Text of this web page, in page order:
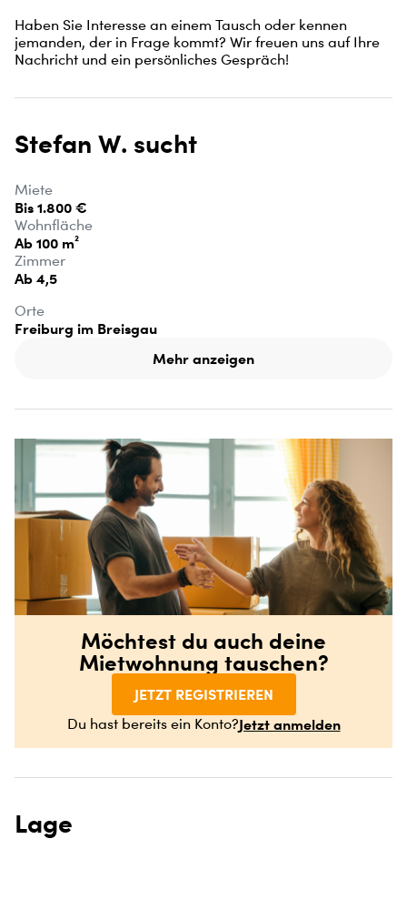
Haben Sie Interesse an einem Tausch oder kennen
jemanden, der in Frage kommt? Wir freuen uns auf Ihre
Nachricht und ein persönliches Gespräch!
Stefan W. sucht
Miete
Bis 1.800 €
Wohnfläche
Ab 100 m²
Zimmer
Ab 4,5
Orte
Freiburg im Breisgau
Mehr anzeigen
Möchtest du auch deine
Mietwohnung tauschen?
JETZT REGISTRIEREN
Du hast bereits ein Konto?Jetzt anmelden
Lage